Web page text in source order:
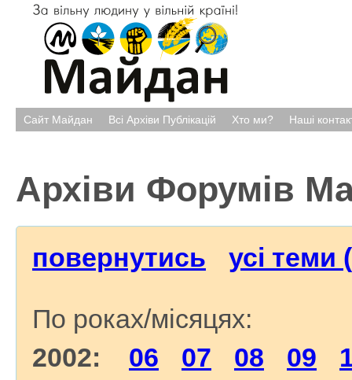
Сайт Майдан Всі Архіви Публікацій Хто ми? Наші
Архіви Форумів
повернутись усі теми
По роках/місяцях:
2002: 06 07 08 09